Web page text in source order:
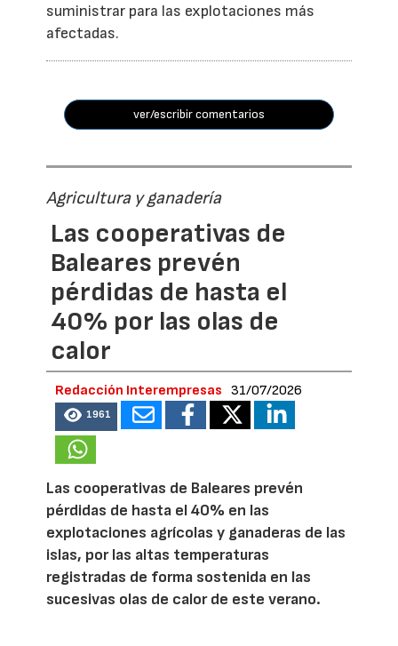
suministrar para las explotaciones más
afectadas.
ver/escribir comentarios
Agricultura y ganadería
Las cooperativas de
Baleares prevén
pérdidas de hasta el
40% por las olas de
calor
Redacción Interempresas 31/07/2026
1961
Las cooperativas de Baleares prevén
pérdidas de hasta el 40% en las
explotaciones agrícolas y ganaderas de las
islas, por las altas temperaturas
registradas de forma sostenida en las
sucesivas olas de calor de este verano.